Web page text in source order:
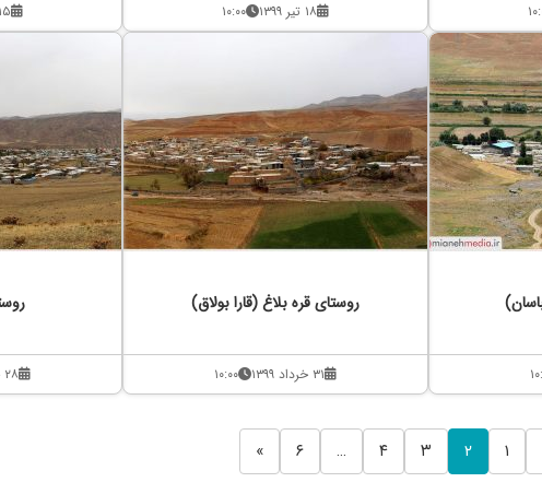
۱۸ تیر ۱۳۹۹ ۱۰:۰۰ ۱۵ تیر ۱۳۹۹
روستای قره بلاغ (قارا بولاق)
۳۱ خرداد ۱۳۹۹ ۱۰:۰۰ ۲۸ خرداد ۱۳۹۹
۱ ۲ ۳ ۴ … ۶ »